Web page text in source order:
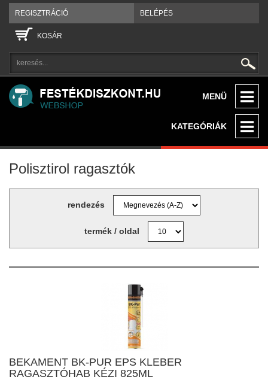
REGISZTRÁCIÓ BELÉPÉS
KOSÁR
MENÜ
KATEGÓRIÁK
Polisztirol ragasztók
rendezés
termék / oldal
BEKAMENT BK-PUR EPS KLEBER
RAGASZTÓHAB KÉZI 825ML